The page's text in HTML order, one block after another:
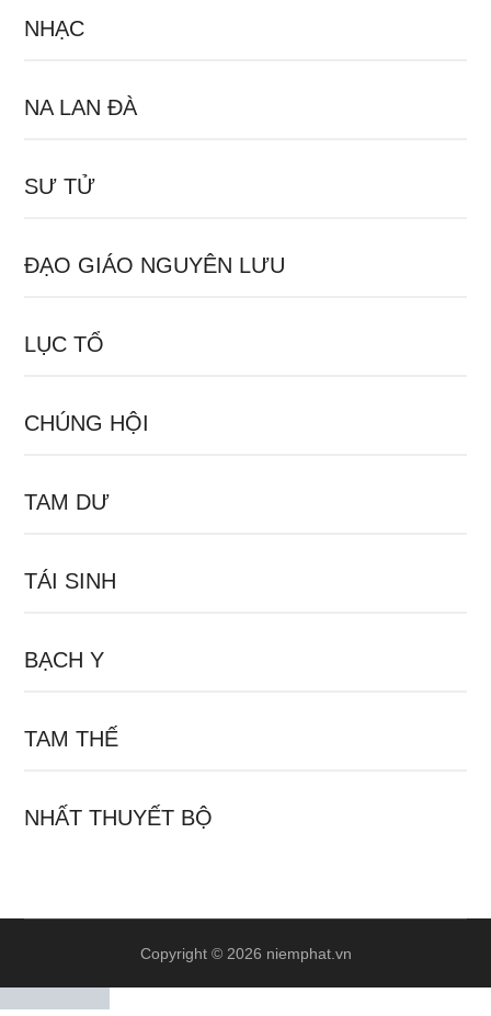
NHẠC
NA LAN ĐÀ
SƯ TỬ
ĐẠO GIÁO NGUYÊN LƯU
LỤC TỔ
CHÚNG HỘI
TAM DƯ
TÁI SINH
BẠCH Y
TAM THẾ
NHẤT THUYẾT BỘ
Copyright © 2026 niemphat.vn